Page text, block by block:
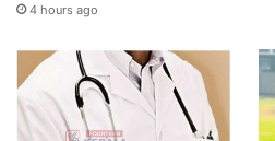
4 hours ago